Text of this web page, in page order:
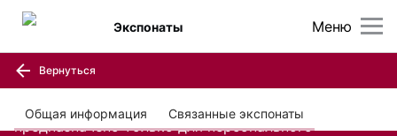
Содержание настоящего сайта, включая все
изображения и текстовую информацию,
предназначено только для персонального
Меню
Экспонаты
Вернуться
Общая информация Связанные экспонаты